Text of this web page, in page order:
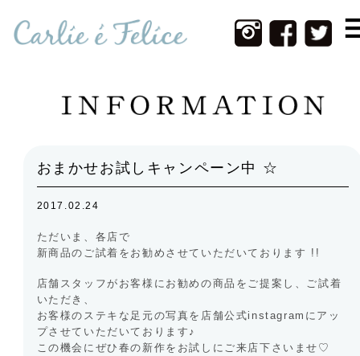
Home
New Item
Photos
About Us
おまかせお試しキャンペーン中 ☆
2017.02.24
ただいま、各店で
新商品のご試着をお勧めさせていただいております !!
店舗スタッフがお客様にお勧めの商品をご提案し、ご試着
いただき、
お客様のステキな足元の写真を店舗公式instagramにアッ
プさせていただいております♪
この機会にぜひ春の新作をお試しにご来店下さいませ♡